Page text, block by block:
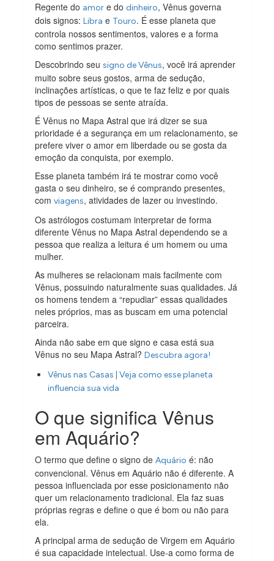
Regente do amor e dodinheiro, Vênus governa
dois signos:Libra e Touro. É esse planeta que
controla nossos sentimentos, valores e a forma
como sentimos prazer.
Descobrindo seusigno de Vênus, você irá aprender
muito sobre seus gostos, arma de sedução,
inclinações artísticas, o que te faz feliz e por quais
tipos de pessoas se sente atraída.
É Vênus no Mapa Astral que irá dizer se sua
prioridade é a segurança em um relacionamento, se
prefere viver o amor em liberdade ou se gosta da
emoção da conquista, por exemplo.
Esse planeta também irá te mostrar como você
gasta o seu dinheiro, se é comprando presentes,
comviagens, atividades de lazer ou investindo.
Os astrólogos costumam interpretar de forma
diferente Vênus no Mapa Astral dependendo se a
pessoa que realiza a leitura é um homem ou uma
mulher.
As mulheres se relacionam mais facilmente com
Vênus, possuindo naturalmente suas qualidades. Já
os homens tendem a “repudiar” essas qualidades
neles próprios, mas as buscam em uma potencial
parceira.
Ainda não sabe em que signo e casa está sua
Vênus no seu Mapa Astral?Descubra agora!
Vênus nas Casas | Veja como esse planeta
influencia sua vida
O que significa Vênus
em Aquário?
O termo que define o signo deAquário é: não
convencional. Vênus em Aquário não é diferente. A
pessoa influenciada por esse posicionamento não
quer um relacionamento tradicional. Ela faz suas
próprias regras e define o que é bom ou não para
ela.
A principal arma de sedução de Virgem em Aquário
é sua capacidade intelectual. Use-a como forma de